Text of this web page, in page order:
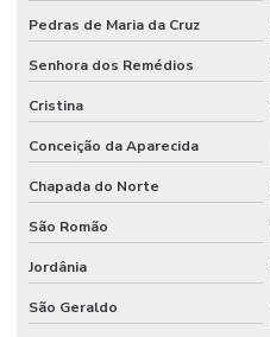
Pedras de Maria da Cruz
Senhora dos Remédios
Cristina
Conceição da Aparecida
Chapada do Norte
São Romão
Jordânia
São Geraldo